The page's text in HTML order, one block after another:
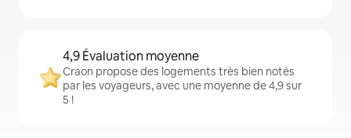
4,9 Évaluation moyenne
Craon propose des logements très bien notés
par les voyageurs, avec une moyenne de 4,9 sur
5 !